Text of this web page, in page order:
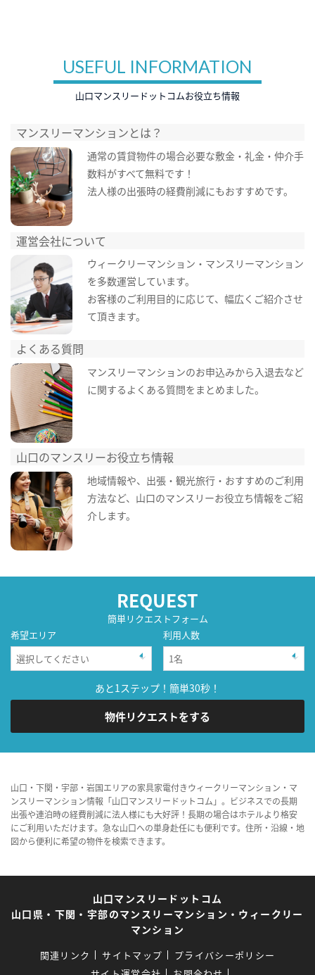
USEFUL INFORMATION
山口マンスリードットコムお役立ち情報
マンスリーマンションとは？
通常の賃貸物件の場合必要な敷金・礼金・仲介手
数料がすべて無料です！
法人様の出張時の経費削減にもおすすめです。
運営会社について
ウィークリーマンション・マンスリーマンション
を多数運営しています。
お客様のご利用目的に応じて、幅広くご紹介させ
て頂きます。
よくある質問
マンスリーマンションのお申込みから入退去など
に関するよくある質問をまとめました。
山口のマンスリーお役立ち情報
地域情報や、出張・観光旅行・おすすめのご利用
方法など、山口のマンスリーお役立ち情報をご紹
介します。
REQUEST
簡単リクエストフォーム
希望エリア
利用人数
あと1ステップ！簡単30秒！
物件リクエストをする
山口・下関・宇部・岩国エリアの家具家電付きウィークリーマンション・マ
ンスリーマンション情報「山口マンスリードットコム」。ビジネスでの長期
出張や連泊時の経費削減に法人様にも大好評！長期の場合はホテルより格安
にご利用いただけます。急な山口への単身赴任にも便利です。住所・沿線・地
図から便利に希望の物件を検索できます。
山口マンスリードットコム
山口県・下関・宇部のマンスリーマンション・ウィークリー
マンション
関連リンク サイトマップ
プライバシーポリシー